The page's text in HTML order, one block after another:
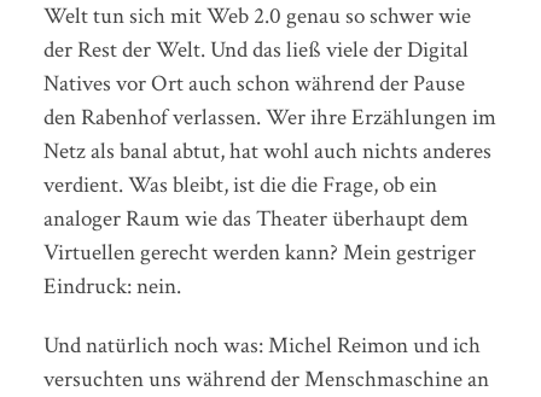
Welt tun sich mit Web 2.0 genau so schwer wie
der Rest der Welt. Und das ließ viele der Digital
Natives vor Ort auch schon während der Pause
den Rabenhof verlassen. Wer ihre Erzählungen im
Netz als banal abtut, hat wohl auch nichts anderes
verdient. Was bleibt, ist die die Frage, ob ein
analoger Raum wie das Theater überhaupt dem
Virtuellen gerecht werden kann? Mein gestriger
Eindruck: nein.
Und natürlich noch was: Michel Reimon und ich
versuchten uns während der Menschmaschine an